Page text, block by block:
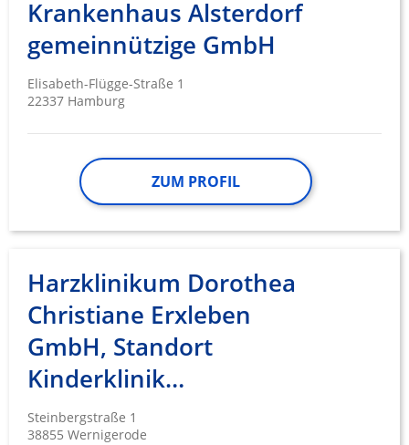
Krankenhaus Alsterdorf
gemeinnützige GmbH
Elisabeth-Flügge-Straße 1
22337 Hamburg
ZUM PROFIL
Harzklinikum Dorothea
Christiane Erxleben
GmbH, Standort
Kinderklinik…
Steinbergstraße 1
38855 Wernigerode